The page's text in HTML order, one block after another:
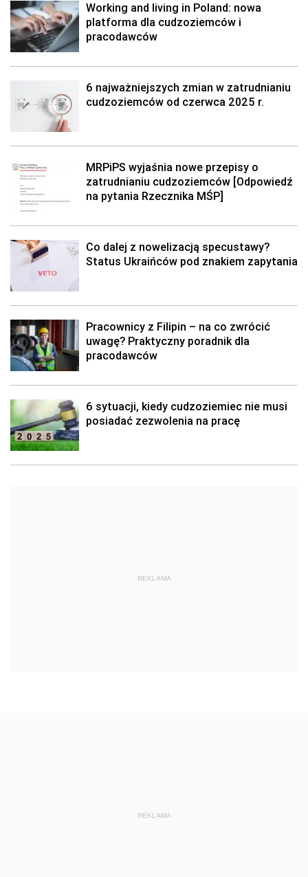
Working and living in Poland: nowa
platforma dla cudzoziemców i
pracodawców
6 najważniejszych zmian w zatrudnianiu
cudzoziemców od czerwca 2025 r.
MRPiPS wyjaśnia nowe przepisy o
zatrudnianiu cudzoziemców [Odpowiedź
na pytania Rzecznika MŚP]
Co dalej z nowelizacją specustawy?
Status Ukraińców pod znakiem zapytania
Pracownicy z Filipin – na co zwrócić
uwagę? Praktyczny poradnik dla
pracodawców
6 sytuacji, kiedy cudzoziemiec nie musi
posiadać zezwolenia na pracę
REKLAMA
REKLAMA